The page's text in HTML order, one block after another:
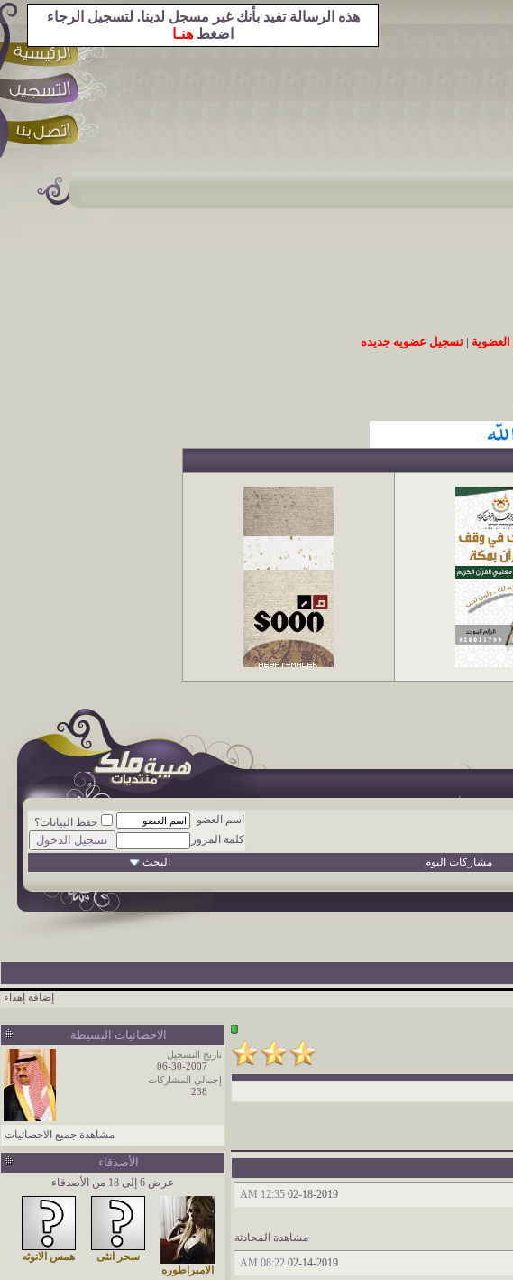
|تسجيل عضويه جديده
هذه الرسالة تفيد بأنك غير مسجل لدينا. لتسجيل الرجاء
اضغط هنـا
اسم العضو
حفظ البيانات؟
كلمة المرور
مشاركات اليوم البحث
إضافة إهداء
02-18-2019
12:35 AM
مشاهدة المحادثة
02-14-2019
08:22 AM
الاحصائيات البسيطة
تاريخ التسجيل
06-30-2007
إجمالي المشاركات
238
مشاهدة جميع الاحصائيات
الأصدقاء
عرض 6 إلى 18 من الأصدقاء
الامبراطوره
سحر انثى همس الانوثه